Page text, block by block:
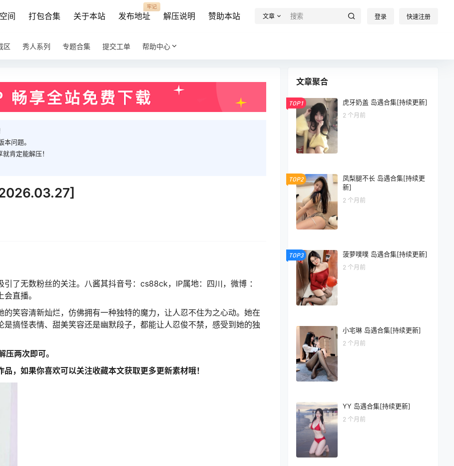
间 打包合集 关于本站 发布地址
牢记
解压说明 赞助本站 文章 登录 快速注册
区 秀人系列 专题合集 提交工单 帮助中心
问题。
就肯定能解压！
了无数粉丝的关注。八酱其抖音号：cs88ck，IP属地：四川，微博 ：
直播。
笑容清新灿烂，仿佛拥有一种独特的魔力，让人忍不住为之心动。她在
搞怪表情、甜美笑容还是幽默段子，都能让人忍俊不禁，感受到她的独
两次即可。
，如果你喜欢可以关注收藏本文获取更多更新素材哦！
文章聚合
TOP1 虎牙奶盖 岛遇合集[持续更新]
2 个月前
TOP2
凤梨腿不长 岛遇合集[持续更
新]
2 个月前
TOP3 菠萝噗噗 岛遇合集[持续更新]
2 个月前
小宅琳 岛遇合集[持续更新]
2 个月前
YY 岛遇合集[持续更新]
2 个月前